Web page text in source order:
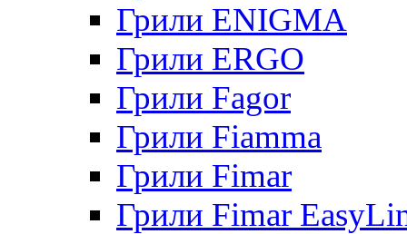
Грили ENIGMA
Грили ERGO
Грили Fagor
Грили Fiamma
Грили Fimar
Грили Fimar